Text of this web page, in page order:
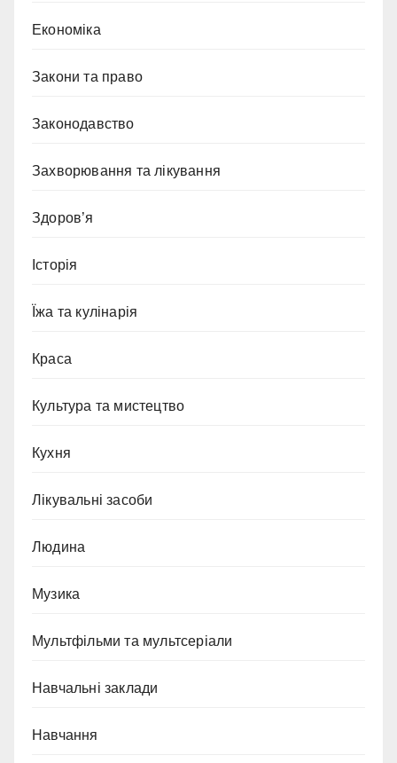
Економіка
Закони та право
Законодавство
Захворювання та лікування
Здоров’я
Історія
Їжа та кулінарія
Краса
Культура та мистецтво
Кухня
Лікувальні засоби
Людина
Музика
Мультфільми та мультсеріали
Навчальні заклади
Навчання